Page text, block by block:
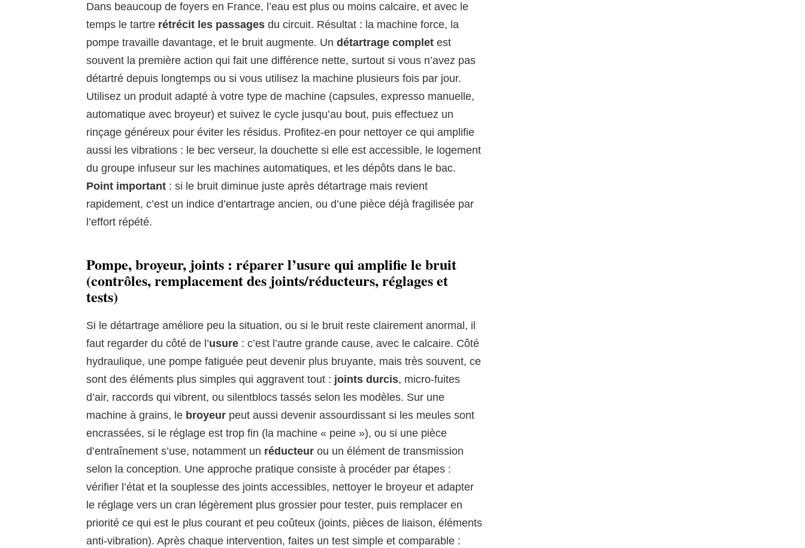
Dans beaucoup de foyers en France, l’eau est plus ou moins calcaire, et avec le
temps le tartre rétrécit les passages du circuit. Résultat : la machine force, la
pompe travaille davantage, et le bruit augmente. Un détartrage complet est
souvent la première action qui fait une différence nette, surtout si vous n’avez pas
détartré depuis longtemps ou si vous utilisez la machine plusieurs fois par jour.
Utilisez un produit adapté à votre type de machine (capsules, expresso manuelle,
automatique avec broyeur) et suivez le cycle jusqu’au bout, puis effectuez un
rinçage généreux pour éviter les résidus. Profitez-en pour nettoyer ce qui amplifie
aussi les vibrations : le bec verseur, la douchette si elle est accessible, le logement
du groupe infuseur sur les machines automatiques, et les dépôts dans le bac.
Point important : si le bruit diminue juste après détartrage mais revient
rapidement, c’est un indice d’entartrage ancien, ou d’une pièce déjà fragilisée par
l’effort répété.
Pompe, broyeur, joints : réparer l’usure qui amplifie le bruit
(contrôles, remplacement des joints/réducteurs, réglages et
tests)
Si le détartrage améliore peu la situation, ou si le bruit reste clairement anormal, il
faut regarder du côté de l’usure : c’est l’autre grande cause, avec le calcaire. Côté
hydraulique, une pompe fatiguée peut devenir plus bruyante, mais très souvent, ce
sont des éléments plus simples qui aggravent tout : joints durcis, micro-fuites
d’air, raccords qui vibrent, ou silentblocs tassés selon les modèles. Sur une
machine à grains, le broyeur peut aussi devenir assourdissant si les meules sont
encrassées, si le réglage est trop fin (la machine « peine »), ou si une pièce
d’entraînement s’use, notamment un réducteur ou un élément de transmission
selon la conception. Une approche pratique consiste à procéder par étapes :
vérifier l’état et la souplesse des joints accessibles, nettoyer le broyeur et adapter
le réglage vers un cran légèrement plus grossier pour tester, puis remplacer en
priorité ce qui est le plus courant et peu coûteux (joints, pièces de liaison, éléments
anti-vibration). Après chaque intervention, faites un test simple et comparable :